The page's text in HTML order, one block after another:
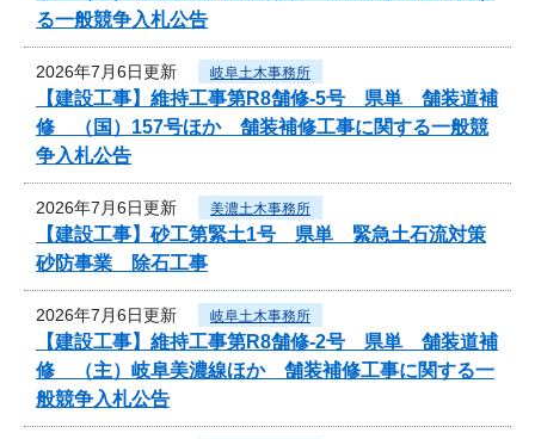
る一般競争入札公告
2026年7月6日更新 岐阜土木事務所
【建設工事】維持工事第R8舗修-5号 県単 舗装道補
修 （国）157号ほか 舗装補修工事に関する一般競
争入札公告
2026年7月6日更新 美濃土木事務所
【建設工事】砂工第緊土1号 県単 緊急土石流対策
砂防事業 除石工事
2026年7月6日更新 岐阜土木事務所
【建設工事】維持工事第R8舗修-2号 県単 舗装道補
修 （主）岐阜美濃線ほか 舗装補修工事に関する一
般競争入札公告